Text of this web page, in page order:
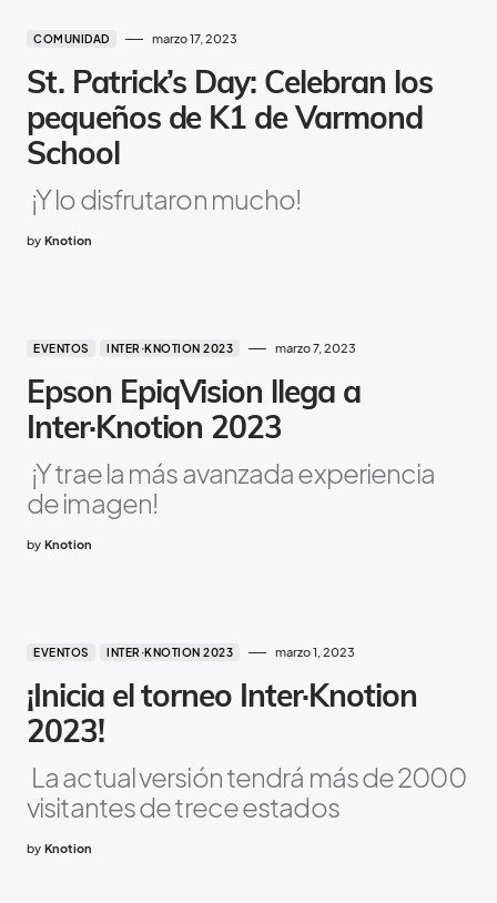
COMUNIDAD marzo 17, 2023
St. Patrick’s Day: Celebran los
pequeños de K1 de Varmond
School
¡Y lo disfrutaron mucho!
by Knotion
EVENTOS INTER·KNOTION 2023 marzo 7, 2023
Epson EpiqVision llega a
Inter·Knotion 2023
¡Y trae la más avanzada experiencia
de imagen!
by Knotion
EVENTOS INTER·KNOTION 2023 marzo 1, 2023
¡Inicia el torneo Inter·Knotion
2023!
La actual versión tendrá más de 2000
visitantes de trece estados
by Knotion